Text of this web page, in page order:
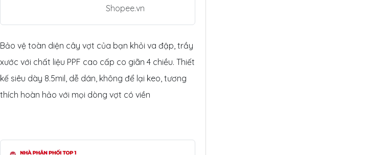
Shopee.vn
Bảo vệ toàn diện cây vợt của bạn khỏi va đập, trầy
xước với chất liệu PPF cao cấp co giãn 4 chiều. Thiết
kế siêu dày 8.5mil, dễ dán, không để lại keo, tương
thích hoàn hảo với mọi dòng vợt có viền